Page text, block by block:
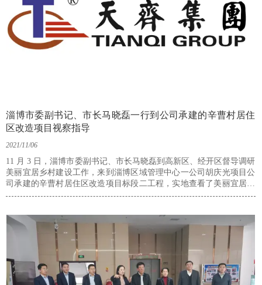
淄博市委副书记、市长马晓磊一行到公司承建的辛曹村居住
区改造项目视察指导
2021/11/06
11 月 3 日，淄博市委副书记、市长马晓磊到高新区、经开区督导调研
美丽宜居乡村建设工作，来到淄博区域管理中心一公司胡庆光项目公
司承建的辛曹村居住区改造项目标段二工程，实地查看了美丽宜居乡
村建设现场，市政协副主席、高新区工委书记、管委会主任魏玉蛟，
心轮值总经理巩举贤、一公司经理荆晓军、项目公司经理胡庆光等现
场陪同。